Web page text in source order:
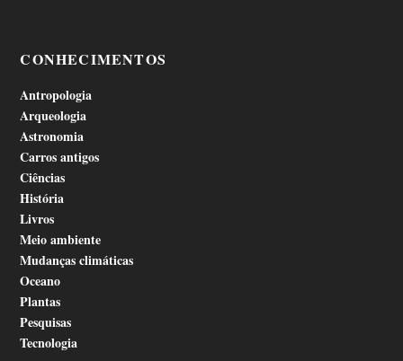
CONHECIMENTOS
Antropologia
Arqueologia
Astronomia
Carros antigos
Ciências
História
Livros
Meio ambiente
Mudanças climáticas
Oceano
Plantas
Pesquisas
Tecnologia